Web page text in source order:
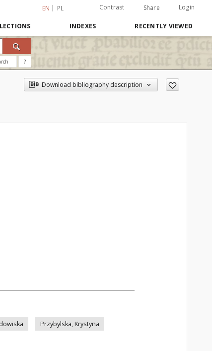
EN PL Contrast Share Login
INDEXES RECENTLY VIEWED
?
Download bibliography description
Przybylska, Krystyna